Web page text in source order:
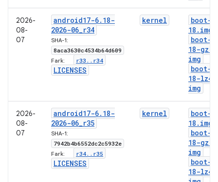
2026-
08-
07
android17-6. 18-
2026-06_r34
SHA-1:
8aca3630c4534b64d609
Fark: r33 . . r34
LICENSES
kernel boot-6
18 . img
boot-6
18-gz
img
boot-6
18-lz4
img
2026-
08-
07
android17-6. 18-
2026-06_r35
SHA-1:
7942b4b6552dc2c5932e
Fark: r34. . r35
LICENSES
kernel boot-6
18 . img
boot-6
18-gz
img
boot-6
18-lz4